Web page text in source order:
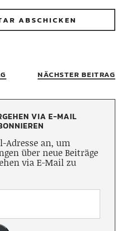
NÄCHSTER BEITRAG
VIA E-MAIL
Adresse an, um
über neue Beiträge
via E-Mail zu